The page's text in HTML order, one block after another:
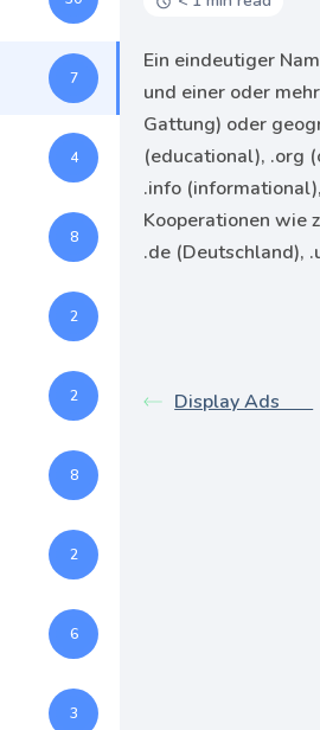
7
4
8
2
2
8
2
6
3
Ein eindeutiger
und einer oder
Gattung) oder
(educational), .org
.info
Kooperationen wie
.de (Deutschland),
Display Ads